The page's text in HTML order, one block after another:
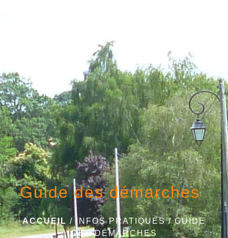
Guide des démarches
ACCUEIL /INFOS PRATIQUES/GUIDE
DES DÉMARCHES